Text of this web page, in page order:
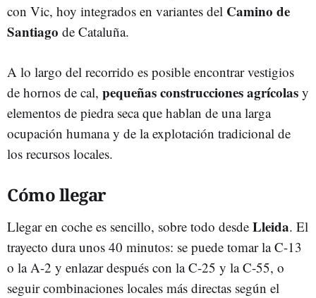
con Vic, hoy integrados en variantes del Camino de
Santiago de Cataluña.
A lo largo del recorrido es posible encontrar vestigios
de hornos de cal, pequeñas construcciones agrícolas y
elementos de piedra seca que hablan de una larga
ocupación humana y de la explotación tradicional de
los recursos locales.
Cómo llegar
Llegar en coche es sencillo, sobre todo desde Lleida. El
trayecto dura unos 40 minutos: se puede tomar la C-13
o la A-2 y enlazar después con la C-25 y la C-55, o
seguir combinaciones locales más directas según el